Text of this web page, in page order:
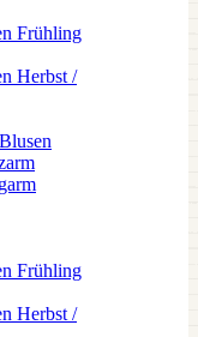
Frühling
Herbst /
Frühling
Herbst /